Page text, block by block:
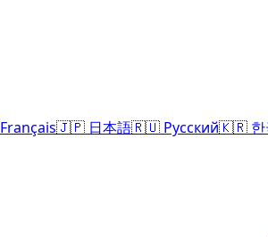
Français🇯🇵 日本語🇷🇺 Русский🇰🇷